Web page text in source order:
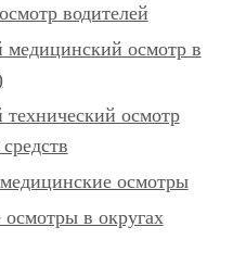
водителей
медицинский осмотр в
осмотр
осмотры
в округах